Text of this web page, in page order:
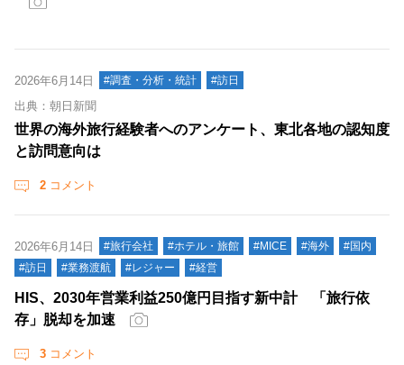
2026年6月14日 #調査・分析・統計 #訪日
出典：朝日新聞
世界の海外旅行経験者へのアンケート、東北各地の認知度
と訪問意向は
2 コメント
2026年6月14日 #旅行会社 #ホテル・旅館 #MICE #海外
#国内
#訪日
#業務渡航 #レジャー #経営
HIS、2030年営業利益250億円目指す新中計 「旅行依
存」脱却を加速
3 コメント